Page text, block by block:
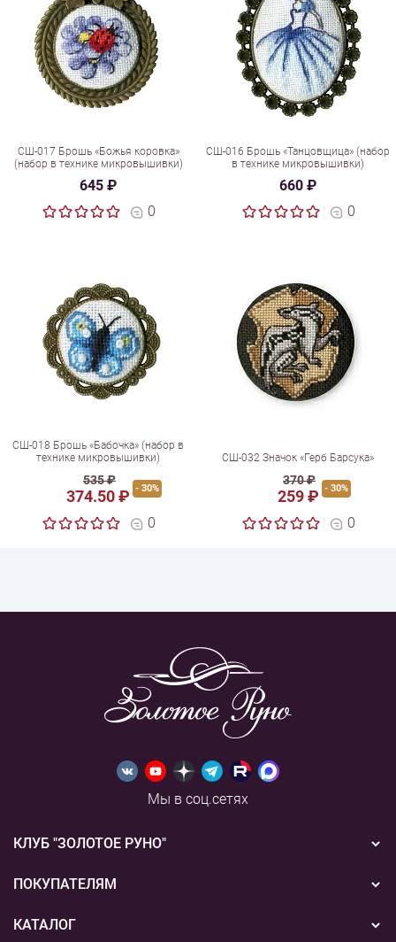
СШ-017 Брошь «Божья коровка»
(набор в технике микровышивки)
645 ₽
0
СШ-016 Брошь «Танцовщица» (набор
в технике микровышивки)
660 ₽
0
СШ-018 Брошь «Бабочка» (набор в
технике микровышивки)
535 ₽
374.50 ₽ - 30%
0
СШ-032 Значок «Герб Барсука»
370 ₽
259 ₽ - 30%
0
Мы в соц.сетях
КЛУБ "ЗОЛОТОЕ РУНО"
Новости
Акции
ПОКУПАТЕЛЯМ
Бонусная система
КАТАЛОГ